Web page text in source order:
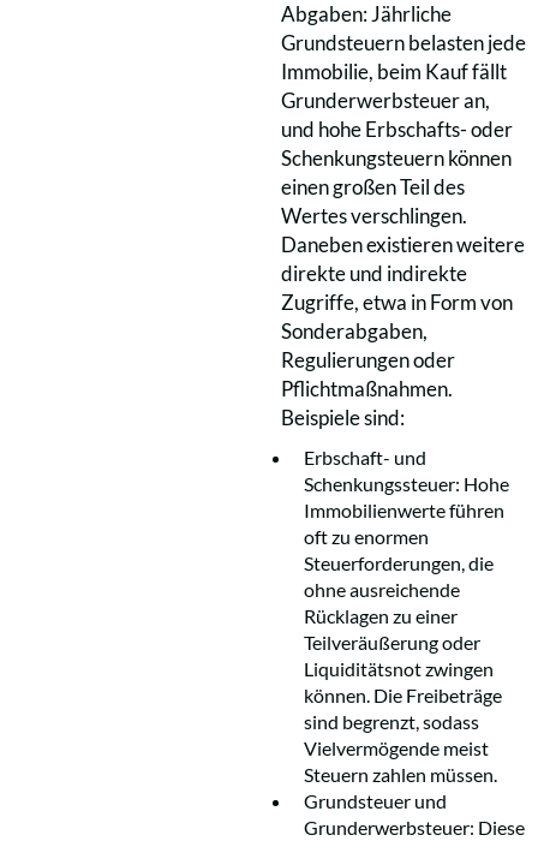
Abgaben: Jährliche
Grundsteuern belasten jede
Immobilie, beim Kauf fällt
Grunderwerbsteuer an,
und hohe Erbschafts- oder
Schenkungsteuern können
einen großen Teil des
Wertes verschlingen.
Daneben existieren weitere
direkte und indirekte
Zugriffe, etwa in Form von
Sonderabgaben,
Regulierungen oder
Pflichtmaßnahmen.
Beispiele sind:
Erbschaft- und
Schenkungssteuer: Hohe
Immobilienwerte führen
oft zu enormen
Steuerforderungen, die
ohne ausreichende
Rücklagen zu einer
Teilveräußerung oder
Liquiditätsnot zwingen
können. Die Freibeträge
sind begrenzt, sodass
Vielvermögende meist
Steuern zahlen müssen.
Grundsteuer und
Grunderwerbsteuer: Diese